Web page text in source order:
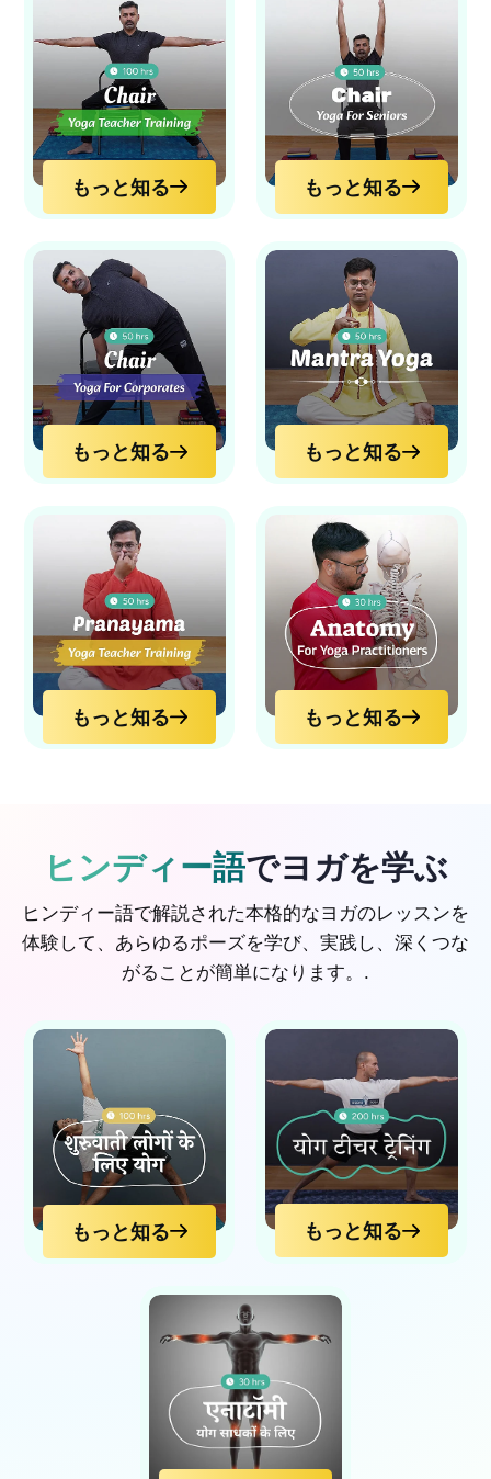
もっと知る もっと知る
もっと知る もっと知る
もっと知る もっと知る
ヒンディー語でヨガを学ぶ
ヒンディー語で解説された本格的なヨガのレッスンを
体験して、あらゆるポーズを学び、実践し、深くつな
がることが簡単になります。.
もっと知る もっと知る
もっと知る もっと知る